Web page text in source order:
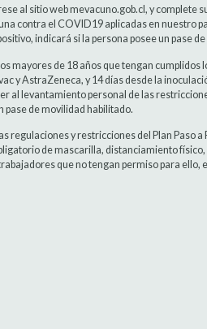
al sitio web mevacuno.gob.cl, y complete
contra el COVID19 aplicadas en nuestro
indicará si la persona posee un pase
mayores de 18 años que tengan
y AstraZeneca, y 14 días desde la
al levantamiento personal de las
pase de movilidad habilitado.
regulaciones y restricciones del Plan Paso
de mascarilla, distanciamiento
que no tengan permiso para ello,